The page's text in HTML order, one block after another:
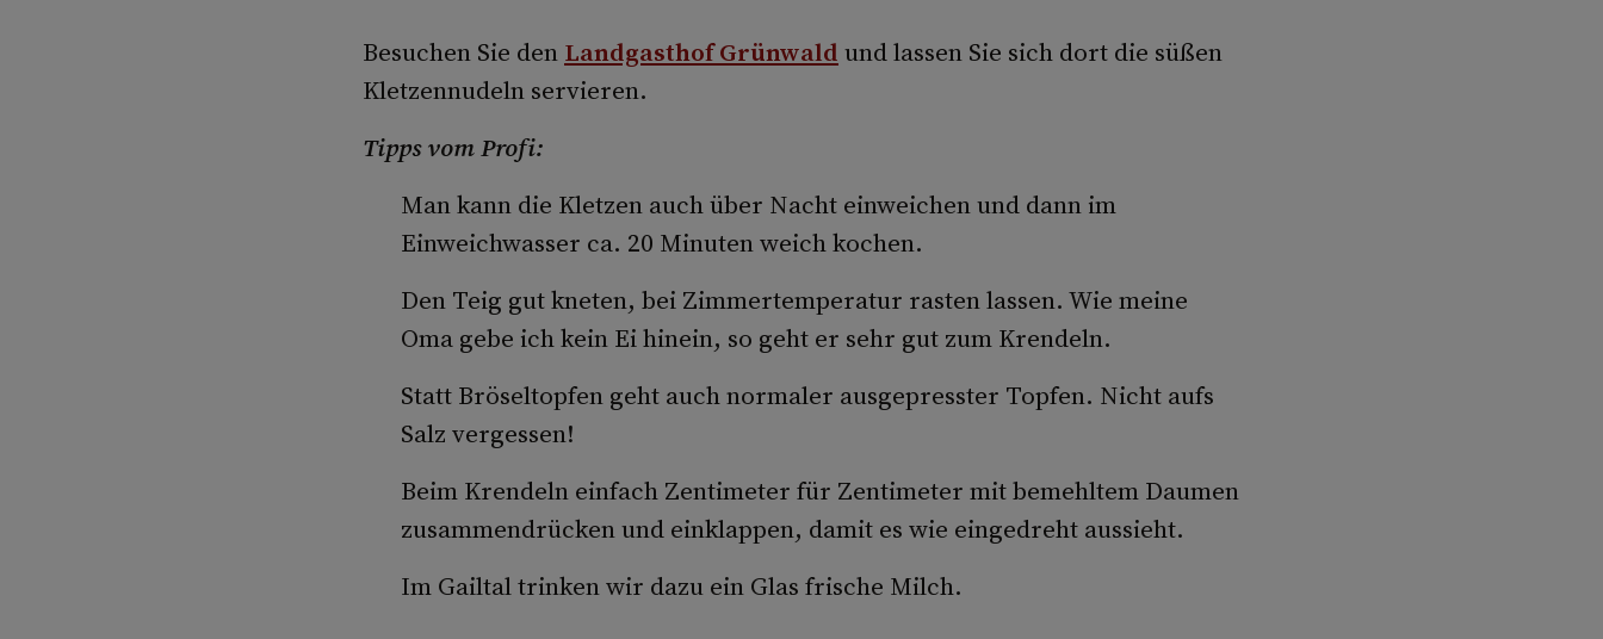
Besuchen Sie den Landgasthof Grünwald und lassen Sie sich dort die süßen
Kletzennudeln servieren.
Tipps vom Profi:
Man kann die Kletzen auch über Nacht einweichen und dann im
Einweichwasser ca. 20 Minuten weich kochen.
Den Teig gut kneten, bei Zimmertemperatur rasten lassen. Wie meine
Oma gebe ich kein Ei hinein, so geht er sehr gut zum Krendeln.
Statt Bröseltopfen geht auch normaler ausgepresster Topfen. Nicht aufs
Salz vergessen!
Beim Krendeln einfach Zentimeter für Zentimeter mit bemehltem Daumen
zusammendrücken und einklappen, damit es wie eingedreht aussieht.
Im Gailtal trinken wir dazu ein Glas frische Milch.